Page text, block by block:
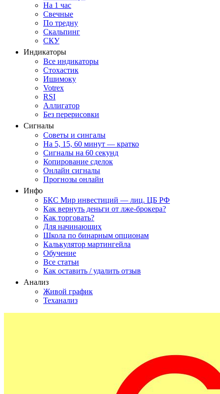
На 1 час
Свечные
По тредну
Скальпинг
СКУ
Индикаторы
Все индикаторы
Стохастик
Ишимоку
Votrex
RSI
Аллигатор
Без перерисовки
Сигналы
Советы и сингалы
На 5, 15, 60 минут — кратко
Сигналы на 60 секунд
Копирование сделок
Онлайн сигналы
Прогнозы онлайн
Инфо
БКС Мир инвестиций — лиц. ЦБ РФ
Как вернуть деньги от лже-брокера?
Как торговать?
Для начинающих
Школа по бинарным опционам
Калькулятор мартингейла
Обучение
Все статьи
Как оставить / удалить отзыв
Анализ
Живой график
Теханализ